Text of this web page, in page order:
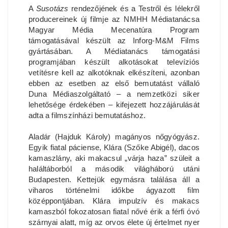
A Susotázs rendezőjének és a Testről és lélekről
producereinek új filmje az NMHH Médiatanácsa
Magyar Média Mecenatúra Program
támogatásával készült az Inforg-M&M Films
gyártásában. A Médiatanács támogatási
programjában készült alkotásokat televíziós
vetítésre kell az alkotóknak elkészíteni, azonban
ebben az esetben az első bemutatást vállaló
Duna Médiaszolgáltató – a nemzetközi siker
lehetősége érdekében – kifejezett hozzájárulását
adta a filmszínházi bemutatáshoz.
Aladár (Hajduk Károly) magányos nőgyógyász.
Egyik fiatal páciense, Klára (Szőke Abigél), dacos
kamaszlány, aki makacsul „várja haza” szüleit a
haláltáborból a második világháború utáni
Budapesten. Kettejük egymásra találása áll a
viharos történelmi időkbe ágyazott film
középpontjában. Klára impulzív és makacs
kamaszból fokozatosan fiatal nővé érik a férfi óvó
szárnyai alatt, míg az orvos élete új értelmet nyer